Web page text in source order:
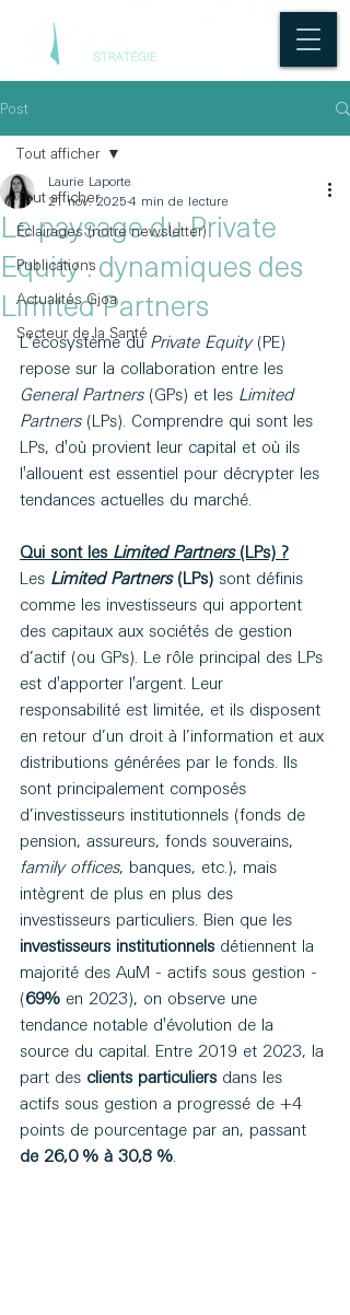
Post
Tout afficher
Éclairages (notre newsletter)
Publications
Actualités Gjoa
Secteur de la Santé
Tout afficher
Le paysage du Private
Equity : dynamiques des
Limited Partners
Laurie Laporte
21 nov. 2025 4 min de lecture
L'écosystème du Private Equity (PE)
repose sur la collaboration entre les
General Partners (GPs) et les Limited
Partners (LPs). Comprendre qui sont les
LPs, d'où provient leur capital et où ils
l'allouent est essentiel pour décrypter les
tendances actuelles du marché.
Qui sont les Limited Partners (LPs) ?
Les Limited Partners (LPs) sont définis
comme les investisseurs qui apportent
des capitaux aux sociétés de gestion
d’actif (ou GPs). Le rôle principal des LPs
est d'apporter l'argent. Leur
responsabilité est limitée, et ils disposent
en retour d’un droit à l’information et aux
distributions générées par le fonds. Ils
sont principalement composés
d’investisseurs institutionnels (fonds de
pension, assureurs, fonds souverains,
family offices, banques, etc.), mais
intègrent de plus en plus des
investisseurs particuliers. Bien que les
investisseurs institutionnels détiennent la
majorité des AuM - actifs sous gestion -
(69% en 2023), on observe une
tendance notable d'évolution de la
source du capital. Entre 2019 et 2023, la
part des clients particuliers dans les
actifs sous gestion a progressé de +4
points de pourcentage par an, passant
de 26,0 % à 30,8 %.